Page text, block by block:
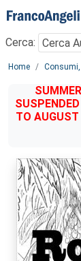
Menu
Cerca:
Main content
Home
TO AUGUST